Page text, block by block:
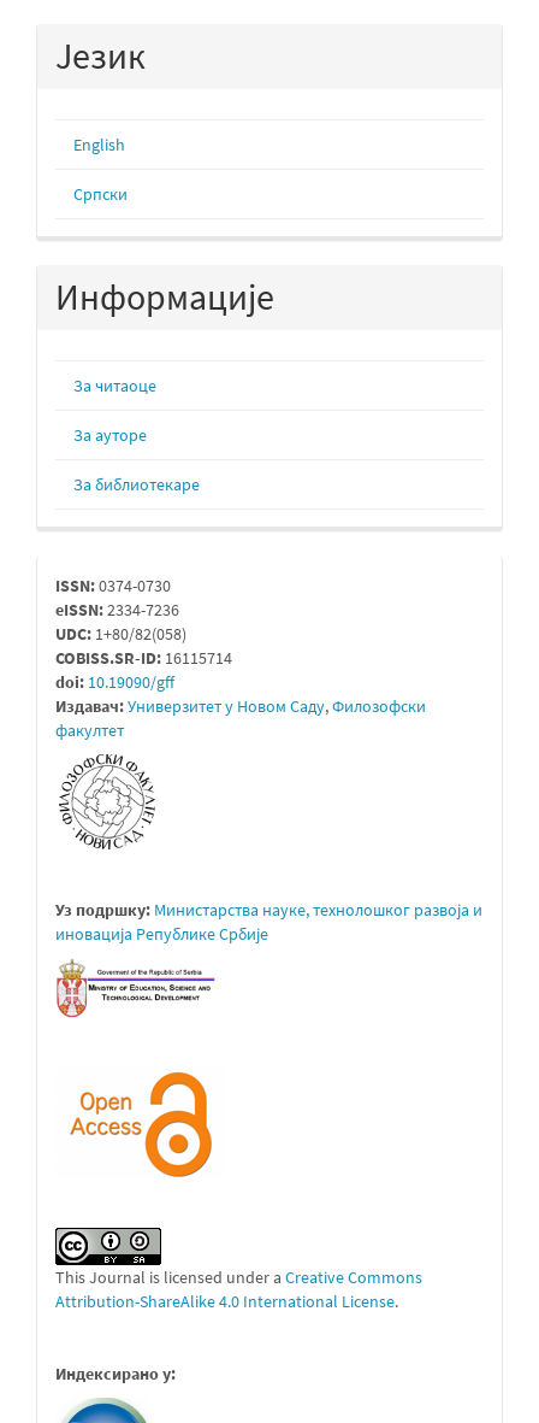
Језик
English
Cрпски
Информације
За читаоце
За ауторе
За библиотекаре
issn
ISSN:0374-0730
eISSN:2334-7236
UDC: 1+80/82(058)
COBISS.SR-ID: 16115714
doi: 10.19090/gff
Издавач:Универзитет у Новом Саду,Филозофски
факултет
Уз подршку: Министарствa науке, технолошког развоја и
иновација Републике Србије
This Journal is licensed under a Creative Commons
Attribution-ShareAlike 4.0 International License.
Индексирано у: